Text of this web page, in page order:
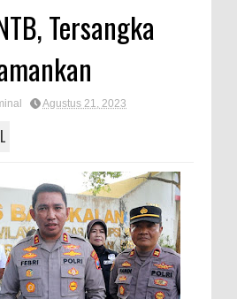
Tersangka
Agustus 21, 2023